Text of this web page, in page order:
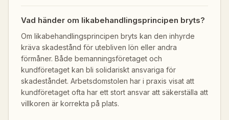
Vad händer om likabehandlingsprincipen bryts?
Om likabehandlingsprincipen bryts kan den inhyrde
kräva skadestånd för utebliven lön eller andra
förmåner. Både bemanningsföretaget och
kundföretaget kan bli solidariskt ansvariga för
skadeståndet. Arbetsdomstolen har i praxis visat att
kundföretaget ofta har ett stort ansvar att säkerställa att
villkoren är korrekta på plats.